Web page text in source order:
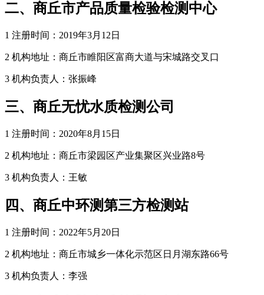
二、商丘市产品质量检验检测中心
1 注册时间：2019年3月12日
2 机构地址：商丘市睢阳区富商大道与宋城路交叉口
3 机构负责人：张振峰
三、商丘无忧水质检测公司
1 注册时间：2020年8月15日
2 机构地址：商丘市梁园区产业集聚区兴业路8号
3 机构负责人：王敏
四、商丘中环测第三方检测站
1 注册时间：2022年5月20日
2 机构地址：商丘市城乡一体化示范区日月湖东路66号
3 机构负责人：李强